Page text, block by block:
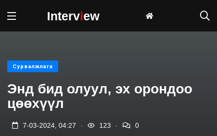
Interview
Сурвалжлага
Энд бид олуул, эх орондоо
цөөхүүл
7-03-2024, 04:27 123 0